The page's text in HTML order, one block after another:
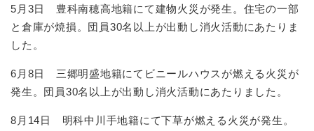
5月3日 豊科南穂高地籍にて建物火災が発生。住宅の一部
と倉庫が焼損。団員30名以上が出動し消火活動にあたりま
した。
6月8日 三郷明盛地籍にてビニールハウスが燃える火災が
発生。団員30名以上が出動し消火活動にあたりました。
8月14日 明科中川手地籍にて下草が燃える火災が発生。